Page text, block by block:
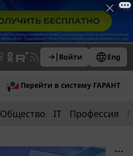
Войти Eng
Перейти в систему ГАРАНТ
Общество IT Профессия